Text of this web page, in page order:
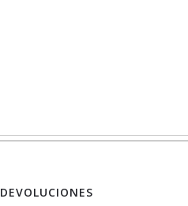
DEVOLUCIONES